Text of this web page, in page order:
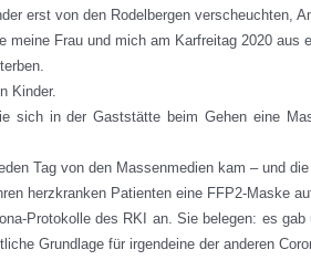
erst von den Rodelbergen verscheuchten,
meine Frau und mich am Karfreitag 2020
Kinder.
sich in der Gaststätte beim Gehen eine
Tag von den Massenmedien kam – und
herzkranken Patienten eine FFP2-Maske
Protokolle des RKI an. Sie belegen: es
Grundlage für irgendeine der anderen